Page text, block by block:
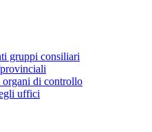
gruppi consiliari
di controllo
uffici